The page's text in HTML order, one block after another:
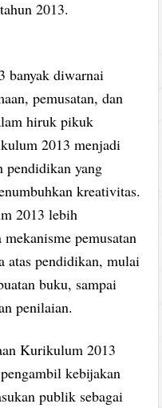
2013.
banyak diwarnai
pemusatan, dan
hiruk pikuk
2013 menjadi
pendidikan yang
kreativitas.
2013 lebih
pemusatan
atas pendidikan, mulai
buku, sampai
penilaian.
Kurikulum 2013
kebijakan
publik sebagai